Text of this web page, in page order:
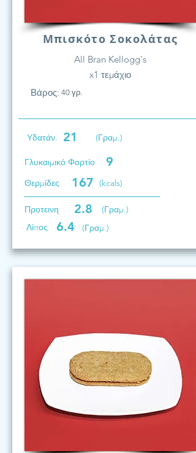
Μπισκότο Σοκολάτας
All Bran Kellogg's
x1 τεμάχιο
Βάρος: 40 γρ.
Υδατάν. 21 (Γραμ.)
Γλυκαιμικό Φορτίο 9
Θερμίδες 167 (kcals)
Προτεινη 2.8
(Γραμ.)
Λίπος
6.4 (Γραμ.)